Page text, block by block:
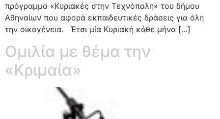
πρόγραμμα «Κυριακές στην Τεχνόπολη» του δήμου
Αθηναίων που αφορά εκπαιδευτικές δράσεις για όλη
την οικογένεια. Έτσι μία Κυριακή κάθε μήνα […]
Ομιλία με θέμα την
«Κριμαία»